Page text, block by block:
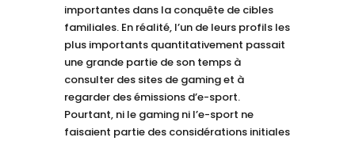
importantes dans la conquête de cibles
familiales. En réalité, l’un de leurs profils les
plus importants quantitativement passait
une grande partie de son temps à
consulter des sites de gaming et à
regarder des émissions d’e-sport.
Pourtant, ni le gaming ni l’e-sport ne
faisaient partie des considérations initiales